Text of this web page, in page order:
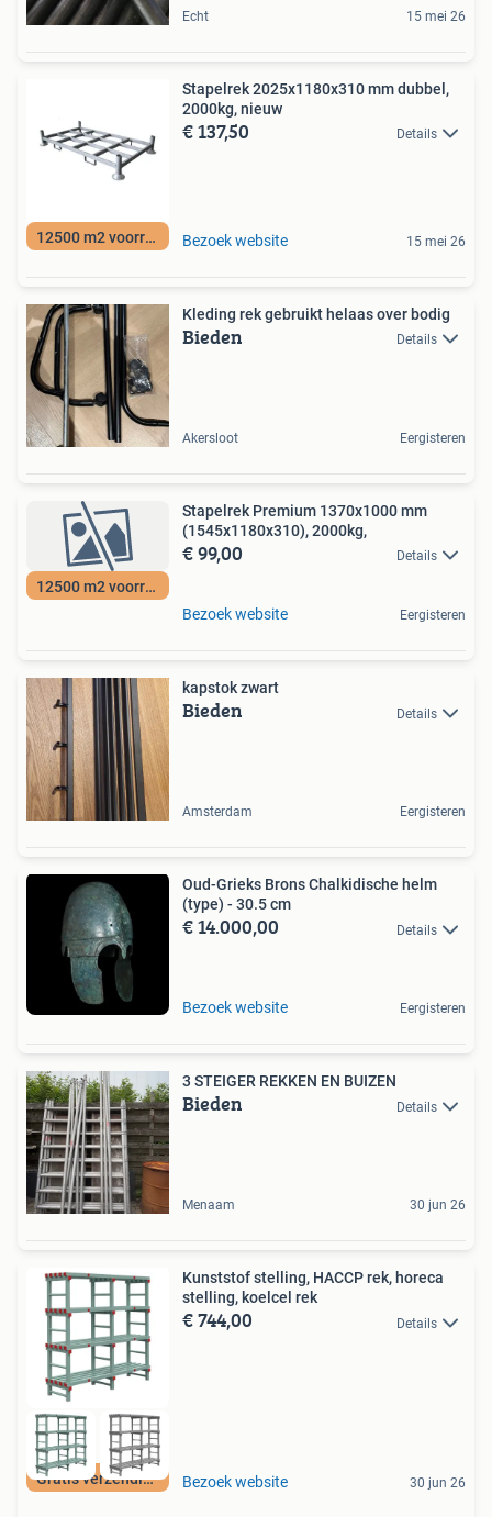
Echt 15 mei 26
12500 m2 voorraad
Stapelrek 2025x1180x310 mm dubbel,
2000kg, nieuw
€ 137,50 Details
Bezoek website 15 mei 26
Kleding rek gebruikt helaas over bodig
Bieden Details
Akersloot Eergisteren
12500 m2 voorraad
Stapelrek Premium 1370x1000 mm
(1545x1180x310), 2000kg,
€ 99,00 Details
Bezoek website Eergisteren
kapstok zwart
Bieden Details
Amsterdam Eergisteren
Oud-Grieks Brons Chalkidische helm
(type) - 30.5 cm
€ 14.000,00 Details
Bezoek website Eergisteren
3 STEIGER REKKEN EN BUIZEN
Bieden Details
Menaam 30 jun 26
Gratis verzending!
Kunststof stelling, HACCP rek, horeca
stelling, koelcel rek
€ 744,00 Details
Bezoek website 30 jun 26